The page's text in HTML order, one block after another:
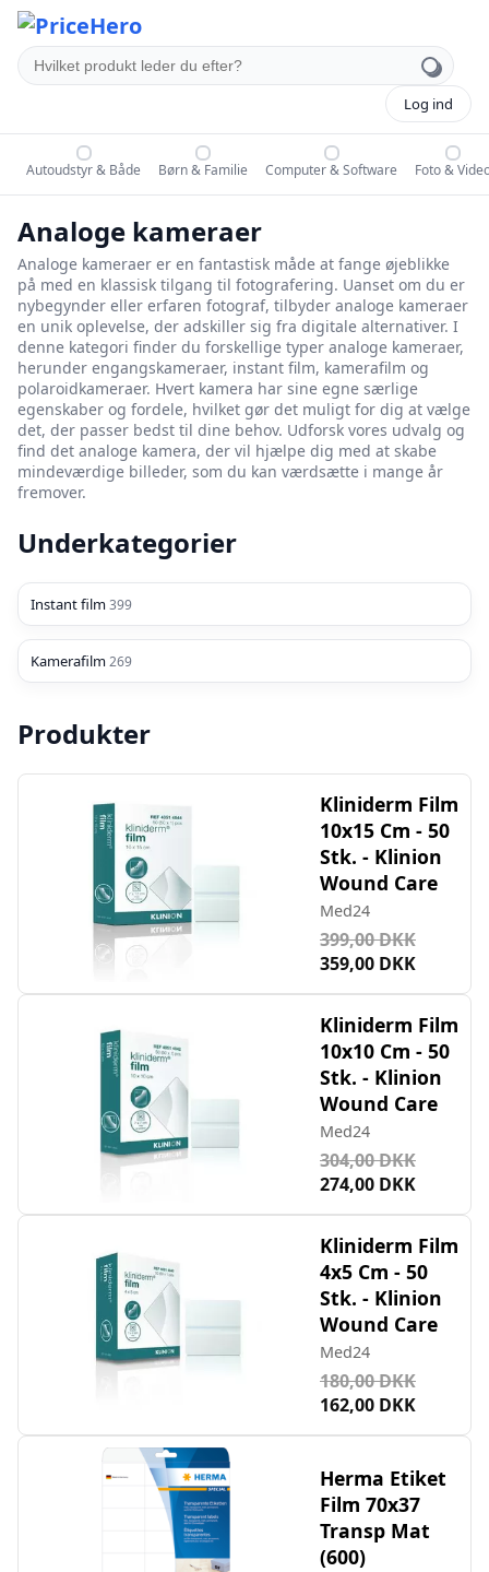
Log ind
Autoudstyr & Både Børn & Familie Computer & Software Foto &
Analoge kameraer
Analoge kameraer er en fantastisk måde at fange øjeblikke
på med en klassisk tilgang til fotografering. Uanset om du er
nybegynder eller erfaren fotograf, tilbyder analoge kameraer
en unik oplevelse, der adskiller sig fra digitale alternativer. I
denne kategori finder du forskellige typer analoge kameraer,
herunder engangskameraer, instant film, kamerafilm og
polaroidkameraer. Hvert kamera har sine egne særlige
egenskaber og fordele, hvilket gør det muligt for dig at vælge
det, der passer bedst til dine behov. Udforsk vores udvalg og
find det analoge kamera, der vil hjælpe dig med at skabe
mindeværdige billeder, som du kan værdsætte i mange år
fremover.
Underkategorier
Instant film399
Kamerafilm269
Produkter
Kliniderm Film
10x15 Cm - 50
Stk. - Klinion
Wound Care
Med24
399,00 DKK
359,00 DKK
Kliniderm Film
10x10 Cm - 50
Stk. - Klinion
Wound Care
Med24
304,00 DKK
274,00 DKK
Kliniderm Film
4x5 Cm - 50
Stk. - Klinion
Wound Care
Med24
180,00 DKK
162,00 DKK
Herma Etiket
Film 70x37
Transp Mat
(600)